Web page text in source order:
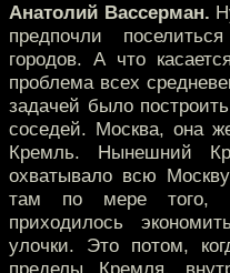
Анатолий Вассерман.
предпочли
городов. А что
проблема всех
задачей было
соседей. Москва, она
Кремль. Нынешний
охватывало всю
там по мере того,
приходилось
улочки. Это потом,